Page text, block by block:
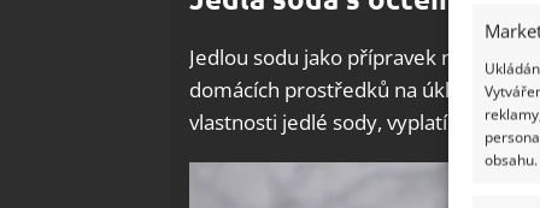
obsahu.
Jedlou sodu jako přípravek na čištění
domácích prostředků na úklid celé
vlastnosti jedlé sody, vyplatí se